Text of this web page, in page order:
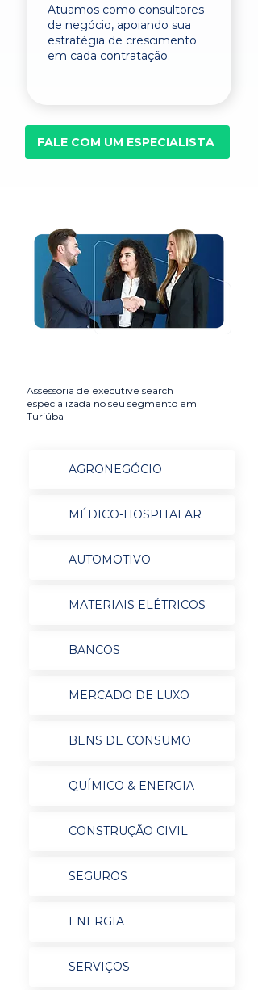
Atuamos como consultores
de negócio, apoiando sua
estratégia de crescimento
em cada contratação.
FALE COM UM ESPECIALISTA
Assessoria de executive search
especializada no seu segmento em
Turiúba
AGRONEGÓCIO
MÉDICO-HOSPITALAR
AUTOMOTIVO
MATERIAIS ELÉTRICOS
BANCOS
MERCADO DE LUXO
BENS DE CONSUMO
QUÍMICO & ENERGIA
CONSTRUÇÃO CIVIL
SEGUROS
ENERGIA
SERVIÇOS